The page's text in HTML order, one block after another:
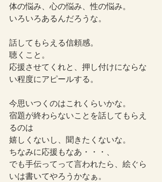
体の悩み、心の悩み、性の悩み。
いろいろあるんだろうな。
話してもらえる信頼感。
聴くこと。
応援させてくれと、押し付けにならな
い程度にアピールする。
今思いつくのはこれくらいかな。
宿題が終わらないことを話してもらえ
るのは
嬉しくないし、聞きたくないな。
ちなみに応援もなあ・・・、
でも手伝ってって言われたら、絵ぐら
いは書いてやろうかなぁ。